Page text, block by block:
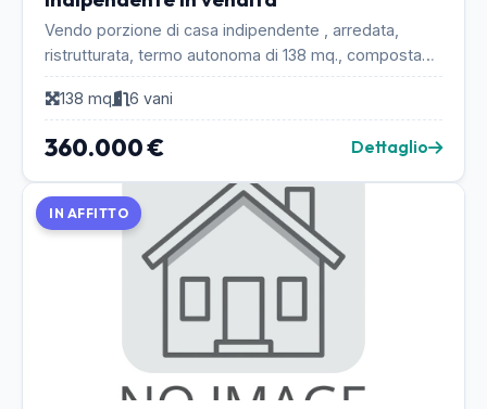
Vendo porzione di casa indipendente , arredata,
ristrutturata, termo autonoma di 138 mq., composta
da 2 stanze da letto matrimoniali molto ampie, sogg...
138 mq
6 vani
360.000 € Dettaglio
IN AFFITTO